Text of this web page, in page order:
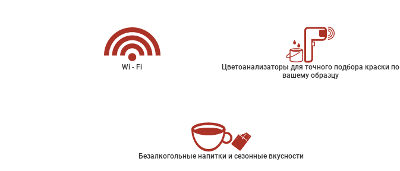
Wi - Fi
Цветоанализаторы для точного подбора краски по
вашему образцу
Безалкогольные напитки и сезонные вкусности